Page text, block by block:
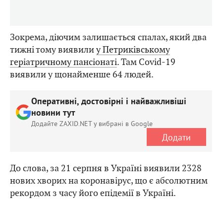
Зокрема, діючим залишається спалах, який два
тижні тому виявилиу Петриківському
геріатричному пансіонаті. Там Covid-19
виявили у щонайменше 64 людей.
Оперативні, достовірні і найважливіші
новини тут
Додайте ZAXID.NET у вибрані в Google
Додати
До слова, за 21 серпня в Україні виявили 2328
нових хворих на коронавірус, що є абсолютним
рекордом з часу його епідемії в Україні.